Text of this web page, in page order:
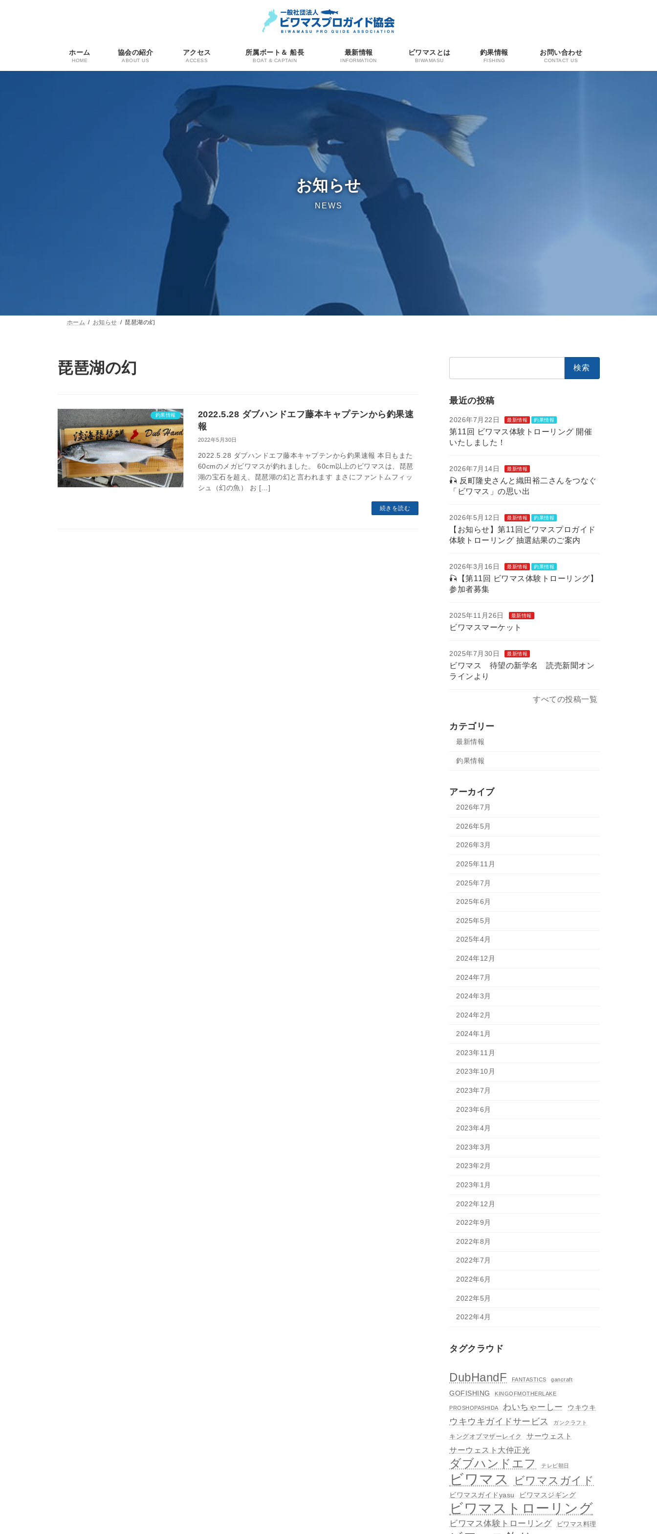
ホーム
HOME
協会の紹介
ABOUT US
アクセス
ACCESS
所属ボート＆ 船長
BOAT & CAPTAIN
最新情報
INFORMATION
ビワマスとは
BIWAMASU
釣果情報
FISHING
お問い合わせ
CONTACT US
お知らせ
NEWS
ホーム お知らせ 琵琶湖の幻
琵琶湖の幻
釣果情報
2022.5.28 ダブハンドエフ藤本キャプテンから釣果速
報
2022年5月30日
2022.5.28 ダブハンドエフ藤本キャプテンから釣果速報 本日もまた
60cmのメガビワマスが釣れました。 60cm以上のビワマスは、琵琶
湖の宝石を超え、琵琶湖の幻と言われます まさにファントムフィッ
シュ（幻の魚） お […]
続きを読む
最近の投稿
2026年7月22日 最新情報 釣果情報
第11回 ビワマス体験トローリング 開催
いたしました！
2026年7月14日 最新情報
🎣 反町隆史さんと織田裕二さんをつなぐ
「ビワマス」の思い出
2026年5月12日 最新情報 釣果情報
【お知らせ】第11回ビワマスプロガイド
体験トローリング 抽選結果のご案内
2026年3月16日 最新情報 釣果情報
🎣【第11回 ビワマス体験トローリング】
参加者募集
2025年11月26日 最新情報
ビワマスマーケット
2025年7月30日 最新情報
ビワマス 待望の新学名 読売新聞オン
ラインより
すべての投稿一覧
カテゴリー
最新情報
釣果情報
アーカイブ
2026年7月
2026年5月
2026年3月
2025年11月
2025年7月
2025年6月
2025年5月
2025年4月
2024年12月
2024年7月
2024年3月
2024年2月
2024年1月
2023年11月
2023年10月
2023年7月
2023年6月
2023年4月
2023年3月
2023年2月
2023年1月
2022年12月
2022年9月
2022年8月
2022年7月
2022年6月
2022年5月
2022年4月
タグクラウド
DubHandF FANTASTICS gancraft
GOFISHING KINGOFMOTHERLAKE
PROSHOPASHIDA わいちゃーしー ウキウキ
ウキウキガイドサービス ガンクラフト
キングオブマザーレイク
サーウェスト
サーウェスト大仲正光
ダブハンドエフ テレビ朝日
ビワマス ビワマスガイド
ビワマスガイドyasu ビワマスジギング
ビワマストローリング
ビワマス体験トローリング ビワマス料理